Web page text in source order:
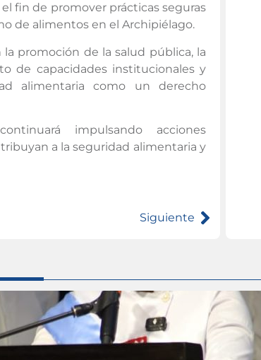
fin de promover prácticas seguras
de alimentos en el Archipiélago.
promoción de la salud pública, la
de capacidades institucionales y
alimentaria como un derecho
impulsando acciones
a la seguridad alimentaria y
Siguiente